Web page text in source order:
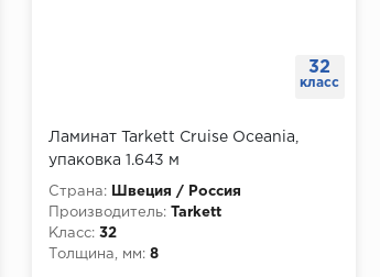
32
класс
Ламинат Tarkett Cruise Oceania,
упаковка 1.643 м
Страна:
Швеция / Россия
Производитель:
Tarkett
Класс: 32
Толщина, мм: 8